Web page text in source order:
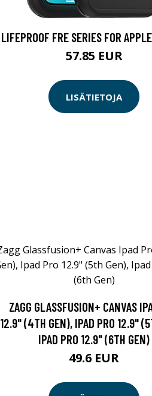
LIFEPROOF FRE SERIES FOR
57.85 EUR
LISÄTIETOJA
ZAGG GLASSFUSION+ CANVAS
12.9" (4TH GEN), IPAD PRO 12.9"
IPAD PRO 12.9" (6TH GEN)
49.6 EUR